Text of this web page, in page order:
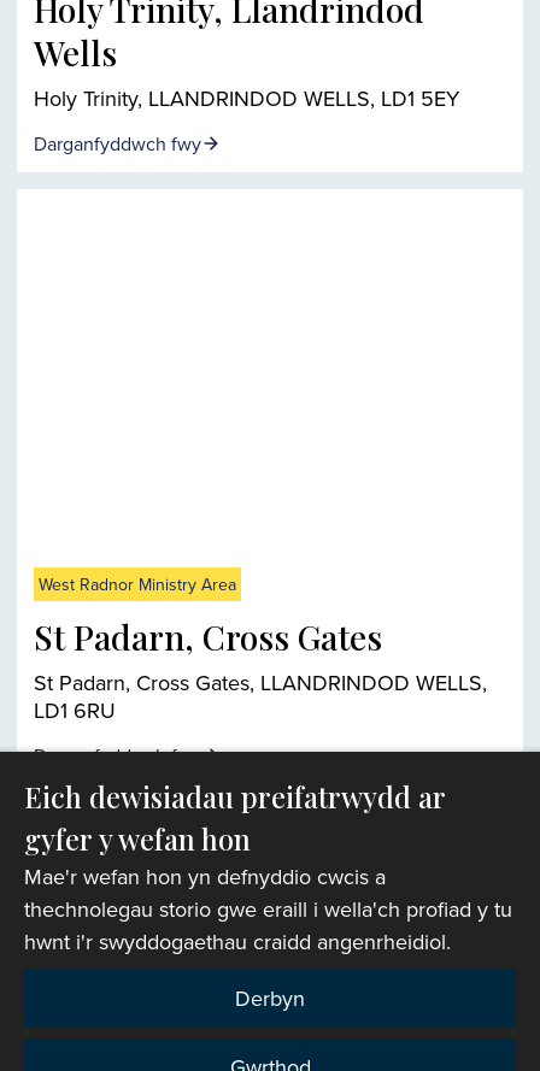
Wells
Holy Trinity, LLANDRINDOD WELLS, LD1 5EY
Darganfyddwch fwy
West Radnor Ministry Area
St Padarn, Cross Gates
St Padarn, Cross Gates, LLANDRINDOD WELLS,
LD1 6RU
Darganfyddwch fwy
Chwiliwr eglwysi
Eich dewisiadau preifatrwydd ar
gyfer y wefan hon
Mae'r wefan hon yn defnyddio cwcis a
thechnolegau storio gwe eraill i wella'ch profiad y tu
hwnt i'r swyddogaethau craidd angenrheidiol.
Derbyn